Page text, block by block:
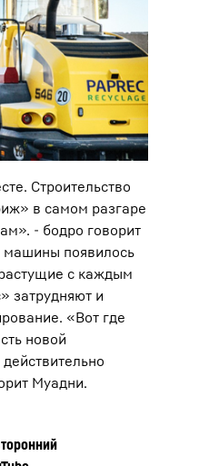
Строительство
в самом разгаре
- бодро говорит
машины появилось
с каждым
затрудняют и
«Вот где
новой
Муадни.